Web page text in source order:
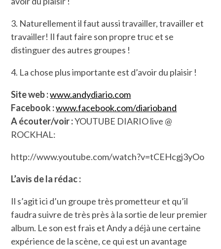
3. Naturellement il faut aussi travailler, travailler et
travailler! Il faut faire son propre truc et se
distinguer des autres groupes !
4. La chose plus importante est d’avoir du plaisir !
Site web :www.andydiario.com
Facebook :www.facebook.com/diarioband
A écouter/voir :YOUTUBE DIARIO live @
ROCKHAL:
http://www.youtube.com/watch?v=tCEHcgj3yOo
L’avis de la rédac :
Il s’agit ici d’un groupe très prometteur et qu’il
faudra suivre de très près à la sortie de leur premier
album. Le son est frais et Andy a déjà une certaine
expérience de la scène, ce qui est un avantage